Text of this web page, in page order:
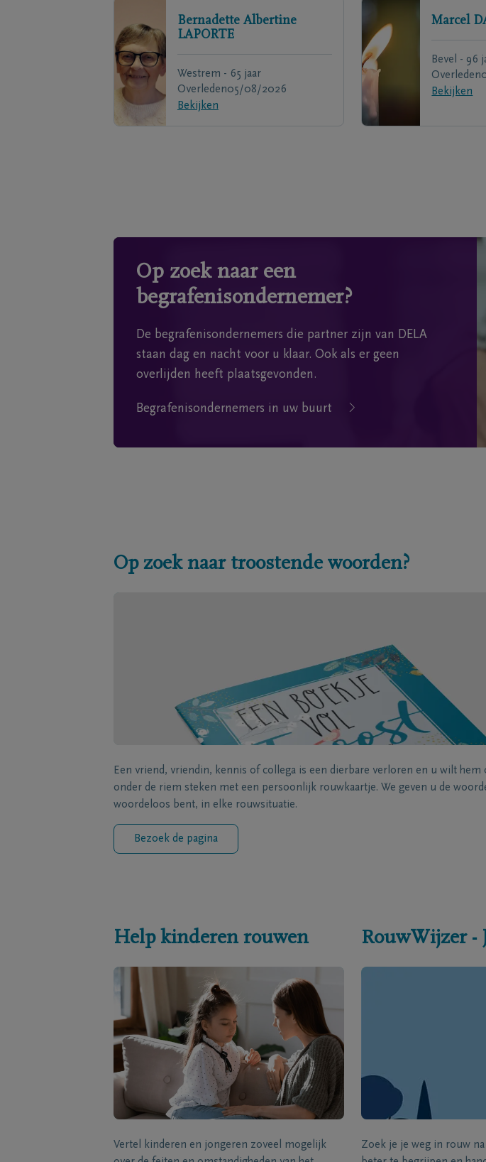
Bernadette Albertine
LAPORTE
Westrem - 65 jaar
Overleden05/08/2026
Bekijken
Marcel
Bevel - 96
Overleden
Bekijken
Op zoek naar een
begrafenisondernemer?
De begrafenisondernemers die partner zijn van DELA
staan dag en nacht voor u klaar. Ook als er geen
overlijden heeft plaatsgevonden.
Begrafenisondernemers in uw buurt
Op zoek naar troostende woorden?
Een vriend, vriendin, kennis of collega is een dierbare verloren en u wilt hem
onder de riem steken met een persoonlijk rouwkaartje. We geven u de
woordeloos bent, in elke rouwsituatie.
Bezoek de pagina
Help kinderen rouwen
Vertel kinderen en jongeren zoveel mogelijk
RouwWijzer -
Zoek je je weg in rouw